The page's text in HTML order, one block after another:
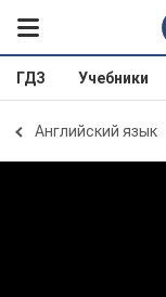
ГДЗ Учебники
Английский язык